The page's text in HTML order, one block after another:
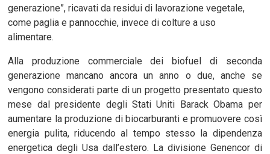
generazione”, ricavati da residui di lavorazione vegetale,
come paglia e pannocchie, invece di colture a uso
alimentare.
Alla produzione commerciale dei biofuel di seconda
generazione mancano ancora un anno o due, anche se
vengono considerati parte di un progetto presentato questo
mese dal presidente degli Stati Uniti Barack Obama per
aumentare la produzione di biocarburanti e promuovere così
energia pulita, riducendo al tempo stesso la dipendenza
energetica degli Usa dall’estero. La divisione Genencor di